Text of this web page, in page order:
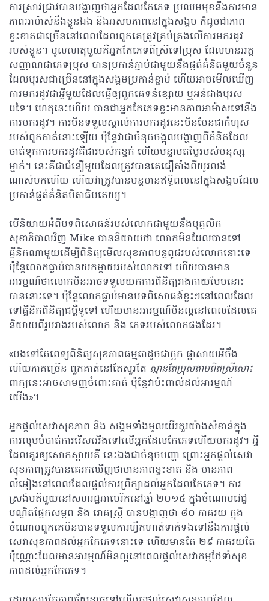
ការស្រាវជ្រាវបានបង្ហាញថាអ្នកដែលកែភេទ ប្រឈមមុខនឹងការមាន
ភាពអាម៉ាស់នឹងខ្លួនឯង និងអសមភាពនៅក្នុងសង្គម ក៏ដូចជាភាព
ខ្វះខាតជាច្រើននៅពេលដែលពួកគេត្រូវគ្រប់គ្រងលើការមករដូវ
របស់ខ្លួន។ មូលហេតុមួយគឺអ្នកកែភេទពីស្រីទៅប្រុស ដែលមានអត្ត
សញ្ញាណជាភេទប្រុស បានប្រកាន់ភ្ជាប់ជាមួយនឹងផ្នត់គំនិតមួយចំនួន
ដែលបុរសជាច្រើននៅក្នុងសង្គមប្រកាន់ខ្ជាប់ ហើយអាចមើលឃើញ
ការមករដូវជាអ្វីមួយដែលធ្វើឲ្យពួកគេទន់ខ្សោយ ឬអន់ជាងបុរស
ដទៃ។ ហេតុនេះហើយ បានជាអ្នកកែភេទខ្លះមានភាពអាម៉ាសទៅនឹង
ការមករដូវ។ ការមិនទទួលស្គាល់ការមករដូវនេះមិនមែនជាកំហុស
របស់ពួកគាត់នោះឡើយ ប៉ុន្តែវាជាចំនុចចង្អុលបង្ហាញពីគំនិតដែល
ចាត់ទុកការមករដូវគឺជារបស់កខ្វក់ ហើយបន្ទាបតម្លៃរបស់មនុស្ស
ម្នាក់។ នេះគឺជាជំនឿមួយដែលត្រូវបានគេជឿតាំងពីយូរលង់
ណាស់មកហើយ ហើយវាត្រូវបានបន្តមានឥទ្ធិពលនៅក្នុងសង្គមដែល
ប្រកាន់ផ្នត់គំនិតបិតាធិបតេយ្យ។
បើនិយាយអំពីបទពិសោធន៍របស់លោកជាមួយនឹងបុគ្គលិក
សុខាភិបាលវិញ Mike បាននិយាយថា លោកមិនដែលបានទៅ
គ្លីនិកណាមួយដើម្បីពិនិត្យមើលសុខភាពបន្តពូជរបស់លោកនោះទេ
ប៉ុន្តែលោកធ្លាប់បានយកម្តាយរបស់លោកទៅ ហើយបានមាន
អារម្មណ៍ថាលោកមិនអាចទទួលយកការពិនិត្យរាងកាយបែបនោះ
បាននោះទេ។ ប៉ុន្តែលោកធ្លាប់មានបទពិសោធន៍ខ្លះៗនៅពេលដែល
ទៅគ្លីនិកពិនិត្យជម្ងឺទូទៅ ហើយមានអារម្មណ៍មិនល្អនៅពេលដែលគេ
និយាយពីរូបរាងរបស់លោក និង​ ភេទរបស់លោកផងដែរ។
«បងទៅតែពេទ្យពិនិត្យសុខភាពធម្មតាដូចជាក្អក ផ្តាសាយអីចឹង
ហើយភាគច្រើន ពួកគាត់នៅតែសួរតែ ស្មានតែប្រុសតាមពិតស្រីសោះ
ពាក្យនេះអាចសាមញ្ញចំពោះគាត់ ប៉ុន្តែវាប៉ះពាល់ដល់អារម្មណ៍
យើង»។
អ្នកផ្តល់សេវាសុខភាព និង​ សង្គមទាំងមូលដើរតួរយ៉ាងសំខាន់ក្នុង
ការលុបបំបាត់ការរើសអើងទៅលើអ្នកដែលកែភេទហើយមករដូវ។ អ្វី
ដែលគួរឲ្យសោកស្តាយគឺ នេះឯងជាចំនុចបញ្ហា ព្រោះអ្នកផ្តល់សេវា
សុខភាពត្រូវបានគេរកឃើញថាមានភាពខ្វះខាត និង មានភាព
លំអៀងនៅពេលដែលផ្តល់ការព្រឹក្សាដល់អ្នកដែលកែភេទ។ ការ
ស្រង់មតិមួយនៅសហរដ្ឋអាមេរិកនៅឆ្នាំ ២០១៥ ក្នុងចំណោមវេជ្ជ
បណ្ឌិតផ្នែកសម្ភព និង រោគស្រ្តី បានបង្ហាញថា ៨០​ ភាគរយ ក្នុង
ចំណោមពួកគេមិនបានទទួលការហ្វឹកហាត់ទាក់ទងទៅនឹងការផ្តល់
សេវាសុខភាពដល់អ្នកកែភេទនោះទេ ហើយមានតែ ២៩ ភាគរយតែ
ប៉ុណ្ណោះដែលមានអារម្មណ៍មិនល្អនៅពេលផ្តល់សេវាកម្មថែទាំសុខ
ភាពដល់អ្នកកែភេទ។